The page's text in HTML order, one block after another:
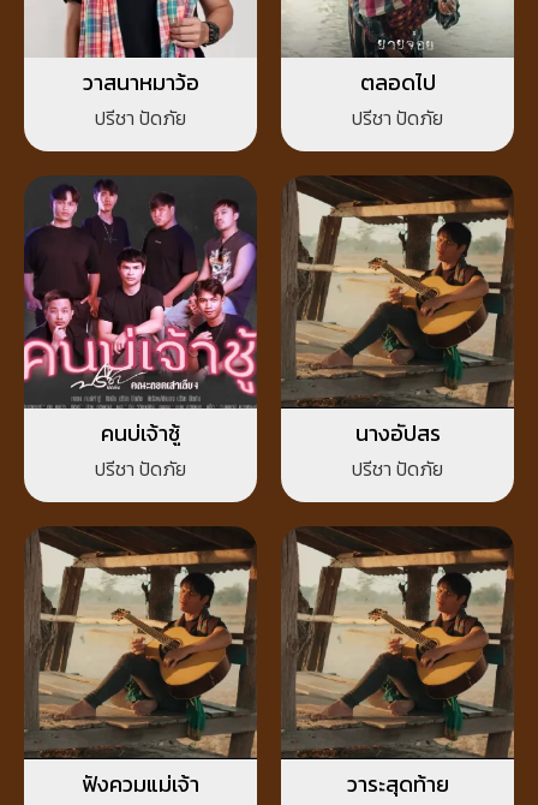
วาสนาหมาว้อ
ปรีชา ปัดภัย
ตลอดไป
ปรีชา ปัดภัย
คนบ่เจ้าชู้
ปรีชา ปัดภัย
นางอัปสร
ปรีชา ปัดภัย
ฟังควมแม่เจ้า วาระสุดท้าย